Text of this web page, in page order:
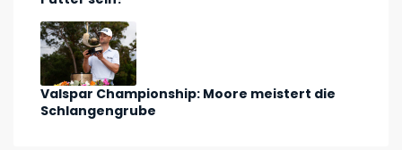
Valspar Championship: Moore meistert die
Schlangengrube